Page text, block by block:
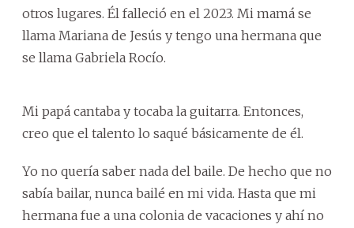
otros lugares. Él falleció en el 2023. Mi mamá se
llama Mariana de Jesús y tengo una hermana que
se llama Gabriela Rocío.
Mi papá cantaba y tocaba la guitarra. Entonces,
creo que el talento lo saqué básicamente de él.
Yo no quería saber nada del baile. De hecho que no
sabía bailar, nunca bailé en mi vida. Hasta que mi
hermana fue a una colonia de vacaciones y ahí no